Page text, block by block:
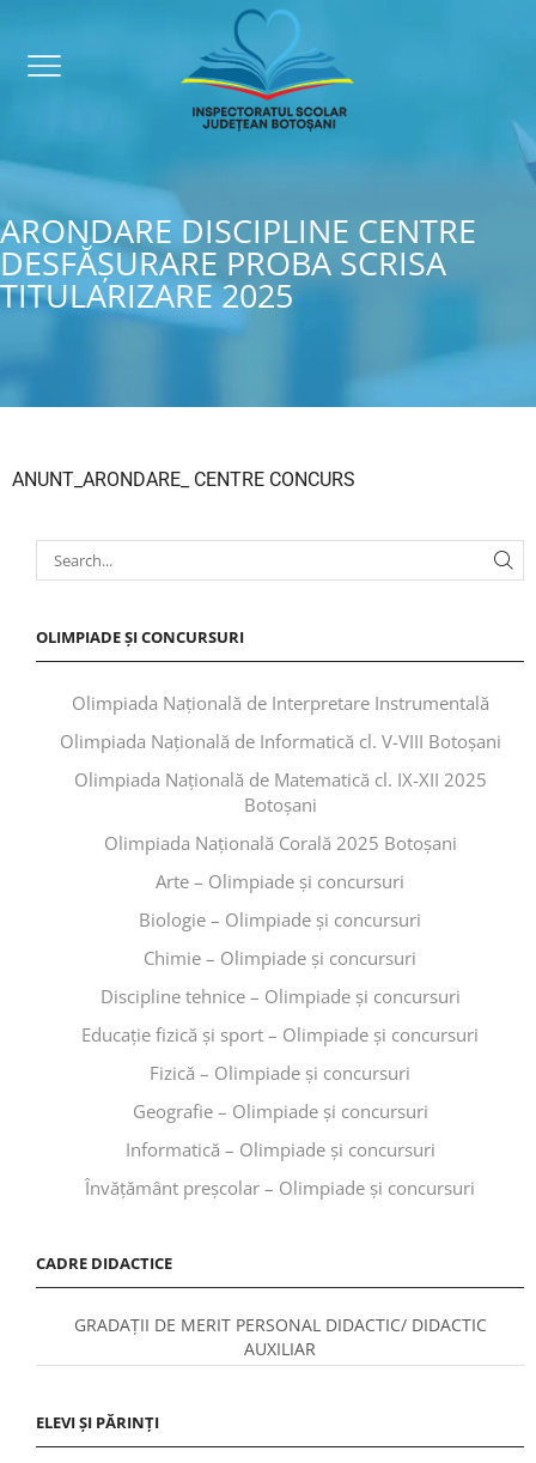
ARONDARE DISCIPLINE CENTRE
DESFĂȘURARE PROBA SCRISA
TITULARIZARE 2025
ANUNT_ARONDARE_ CENTRE CONCURS
OLIMPIADE ȘI CONCURSURI
Olimpiada Națională de Interpretare Instrumentală
Olimpiada Națională de Informatică cl. V-VIII Botoșani
Olimpiada Națională de Matematică cl. IX-XII 2025
Botoșani
Olimpiada Națională Corală 2025 Botoșani
Arte – Olimpiade și concursuri
Biologie – Olimpiade și concursuri
Chimie – Olimpiade și concursuri
Discipline tehnice – Olimpiade și concursuri
Educaţie fizică şi sport – Olimpiade și concursuri
Fizică – Olimpiade și concursuri
Geografie – Olimpiade și concursuri
Informatică – Olimpiade și concursuri
Învăţământ preşcolar – Olimpiade și concursuri
CADRE DIDACTICE
GRADAȚII DE MERIT PERSONAL DIDACTIC/ DIDACTIC
AUXILIAR
ELEVI ȘI PĂRINȚI